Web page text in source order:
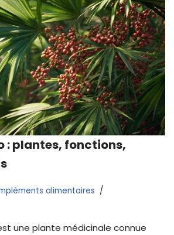
: plantes, fonctions,
alimentaires
une plante médicinale connue